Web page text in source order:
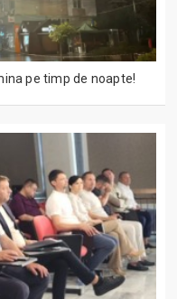
pe timp de noapte!